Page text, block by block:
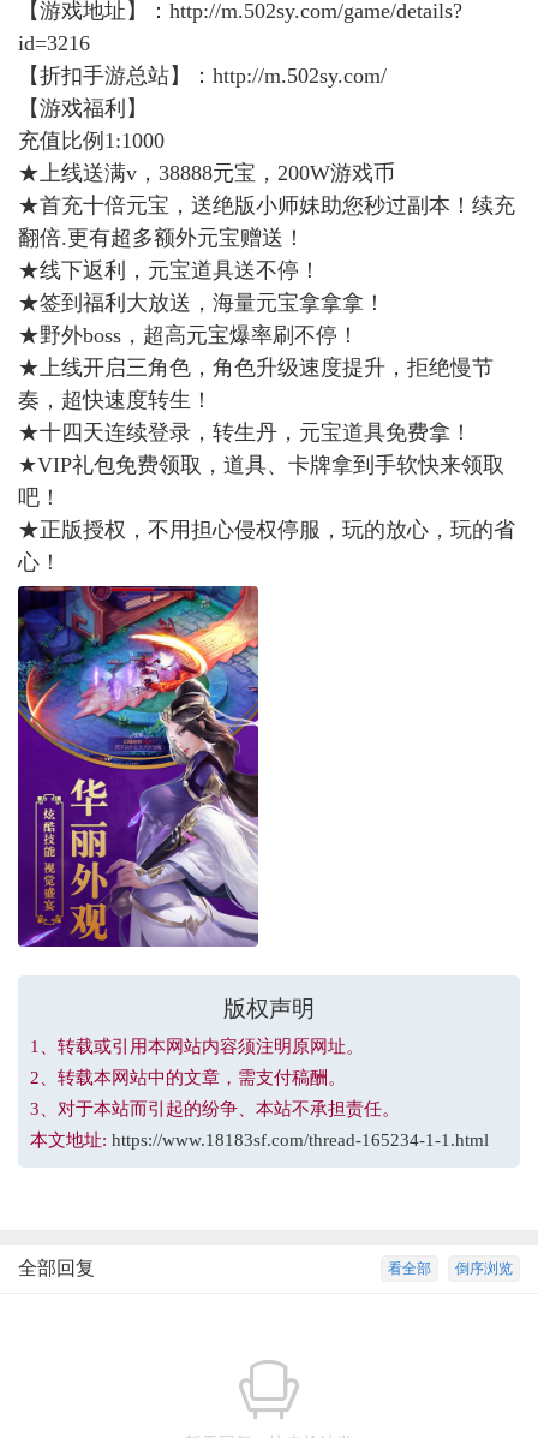
【游戏地址】： http://m.502sy.com/game/details?
id=3216
【折扣手游总站】： http://m.502sy.com/
【游戏福利】
充值比例1:1000
★上线送满v，38888元宝，200W游戏币
★首充十倍元宝，送绝版小师妹助您秒过副本！续充
翻倍.更有超多额外元宝赠送！
★线下返利，元宝道具送不停！
★签到福利大放送，海量元宝拿拿拿！
★野外boss，超高元宝爆率刷不停！
★上线开启三角色，角色升级速度提升，拒绝慢节
奏，超快速度转生！
★十四天连续登录，转生丹，元宝道具免费拿！
★VIP礼包免费领取，道具、卡牌拿到手软快来领取
吧！
★正版授权，不用担心侵权停服，玩的放心，玩的省
心！
版权声明
1、转载或引用本网站内容须注明原网址。
2、转载本网站中的文章，需支付稿酬。
3、对于本站而引起的纷争、本站不承担责任。
本文地址: https://www.18183sf.com/thread-165234-1-1.html
倒序浏览
看全部
全部回复